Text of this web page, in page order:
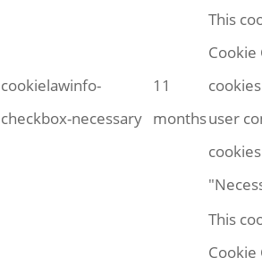
cookielawinfo-
checkbox-necessary
11
months
This
Cookie
user
This
Cookie